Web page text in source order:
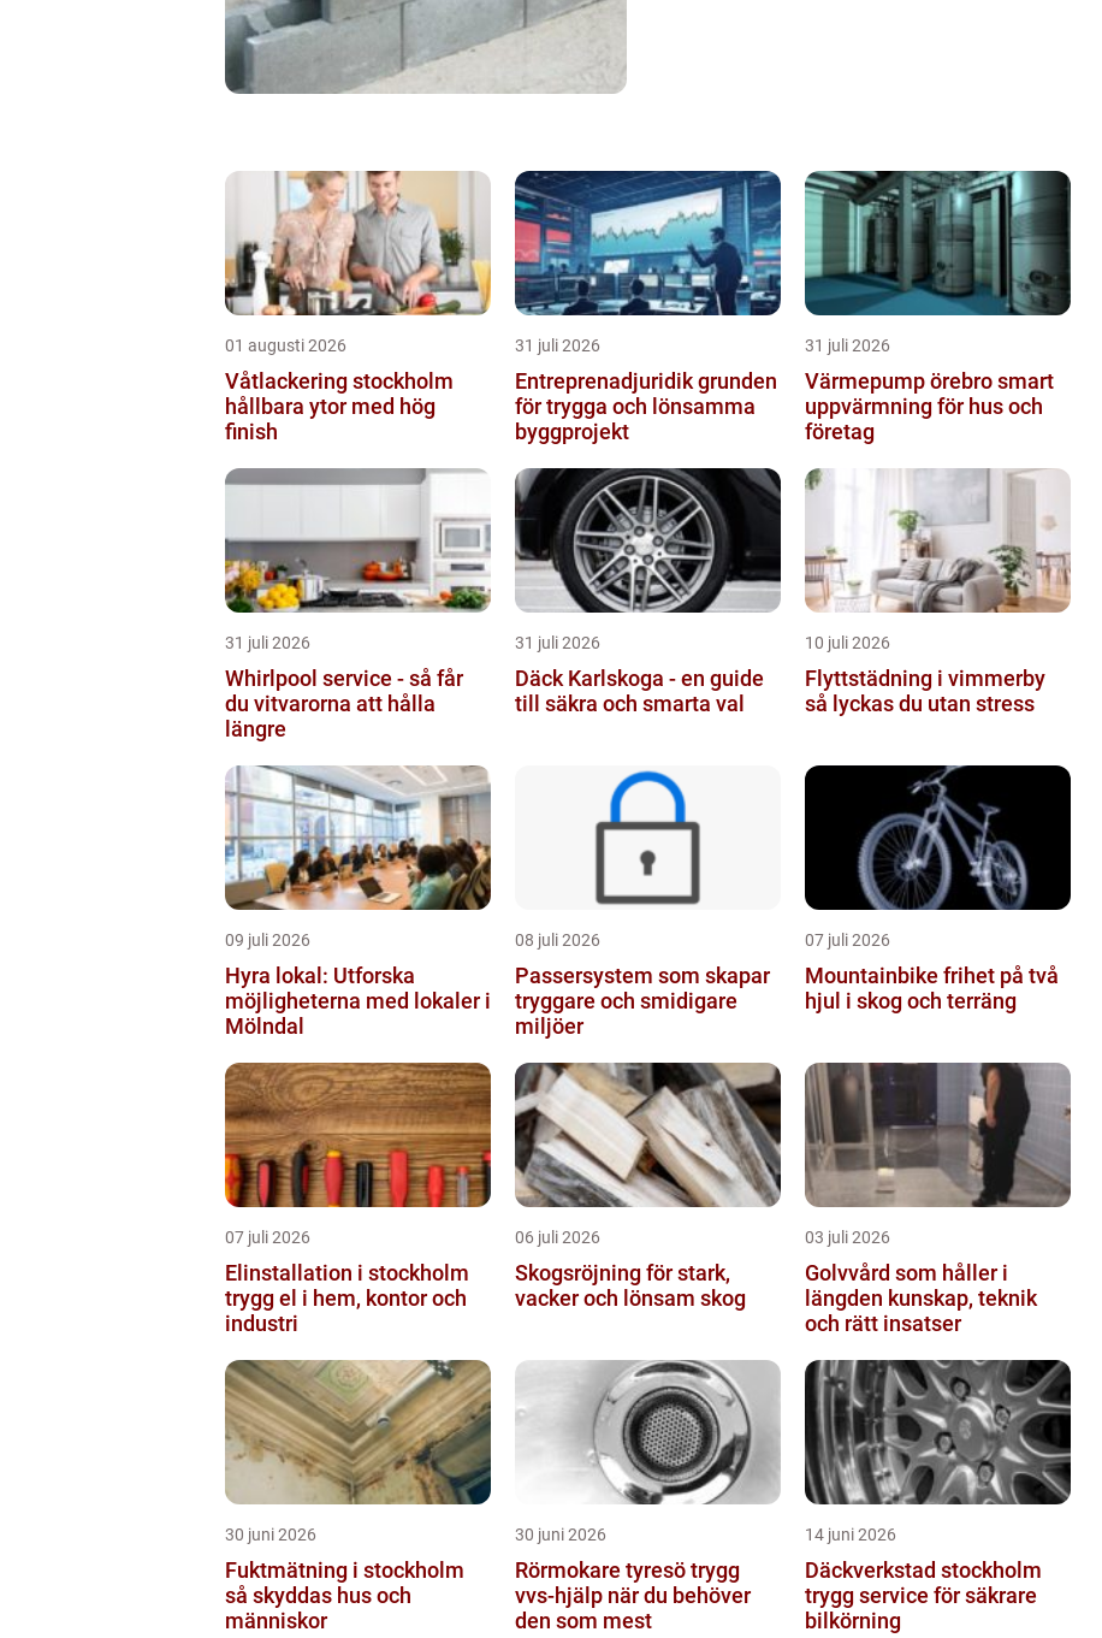
01 augusti 2026
Våtlackering stockholm
hållbara ytor med hög
finish
31 juli 2026
Entreprenadjuridik grunden
för trygga och lönsamma
byggprojekt
31 juli 2026
Värmepump örebro smart
uppvärmning för hus och
företag
31 juli 2026
Whirlpool service - så får
du vitvarorna att hålla
längre
31 juli 2026
Däck Karlskoga - en guide
till säkra och smarta val
10 juli 2026
Flyttstädning i vimmerby
så lyckas du utan stress
09 juli 2026
Hyra lokal: Utforska
möjligheterna med lokaler i
Mölndal
08 juli 2026
Passersystem som skapar
tryggare och smidigare
miljöer
07 juli 2026
Mountainbike frihet på två
hjul i skog och terräng
07 juli 2026
Elinstallation i stockholm
trygg el i hem, kontor och
industri
06 juli 2026
Skogsröjning för stark,
vacker och lönsam skog
03 juli 2026
Golvvård som håller i
längden kunskap, teknik
och rätt insatser
30 juni 2026
Fuktmätning i stockholm
så skyddas hus och
människor
30 juni 2026
Rörmokare tyresö trygg
vvs-hjälp när du behöver
den som mest
14 juni 2026
Däckverkstad stockholm
trygg service för säkrare
bilkörning